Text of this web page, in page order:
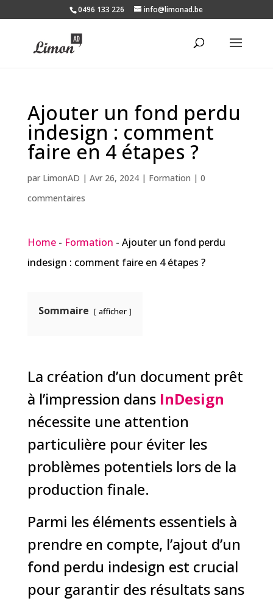
0496 133 226 info@limonad.be
Ajouter un fond perdu
indesign : comment
faire en 4 étapes ?
par LimonAD | Avr 26, 2024| Formation | 0
commentaires
Home- Formation - Ajouter un fond perdu
indesign : comment faire en 4 étapes ?
Sommaire afficher
La création d’un document prêt
à l’impression dans InDesign
nécessite une attention
particulière pour éviter les
problèmes potentiels lors de la
production finale.
Parmi les éléments essentiels à
prendre en compte, l’ajout d’un
fond perdu indesign est crucial
pour garantir des résultats sans